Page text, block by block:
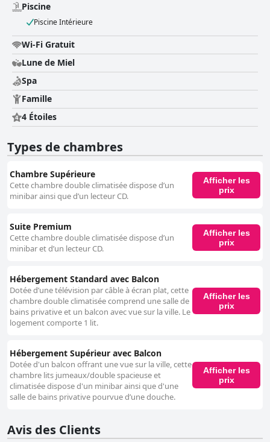
Piscine
Piscine Intérieure
Wi-Fi Gratuit
Lune de Miel
Spa
Famille
4 Étoiles
Types de chambres
Chambre Supérieure
Cette chambre double climatisée dispose d’un
minibar ainsi que d’un lecteur CD.
Afficher les
prix
Suite Premium
Cette chambre double climatisée dispose d’un
minibar et d’un lecteur CD.
Afficher les
prix
Hébergement Standard avec Balcon
Dotée d’une télévision par câble à écran plat, cette
chambre double climatisée comprend une salle de
bains privative et un balcon avec vue sur la ville. Le
logement comporte 1 lit.
Afficher les
prix
Hébergement Supérieur avec Balcon
Dotée d'un balcon offrant une vue sur la ville, cette
chambre lits jumeaux/double spacieuse et
climatisée dispose d'un minibar ainsi que d'une
salle de bains privative pourvue d’une douche.
Afficher les
prix
Avis des Clients